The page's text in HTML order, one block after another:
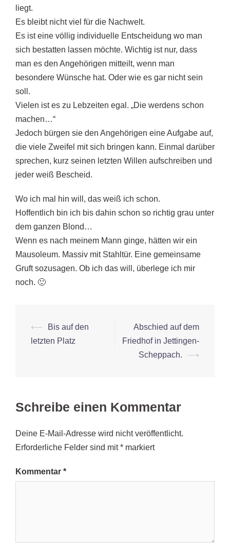
liegt.
Es bleibt nicht viel für die Nachwelt.
Es ist eine völlig individuelle Entscheidung wo man
sich bestatten lassen möchte. Wichtig ist nur, dass
man es den Angehörigen mitteilt, wenn man
besondere Wünsche hat. Oder wie es gar nicht sein
soll.
Vielen ist es zu Lebzeiten egal. „Die werdens schon
machen…“
Jedoch bürgen sie den Angehörigen eine Aufgabe auf,
die viele Zweifel mit sich bringen kann. Einmal darüber
sprechen, kurz seinen letzten Willen aufschreiben und
jeder weiß Bescheid.
Wo ich mal hin will, das weiß ich schon.
Hoffentlich bin ich bis dahin schon so richtig grau unter
dem ganzen Blond…
Wenn es nach meinem Mann ginge, hätten wir ein
Mausoleum. Massiv mit Stahltür. Eine gemeinsame
Gruft sozusagen. Ob ich das will, überlege ich mir
noch. 🙂
Beitrags-
Navigation
⟵
Bis auf den
letzten Platz
Abschied auf dem
Friedhof in Jettingen-
Scheppach.
⟶
Schreibe einen Kommentar
Deine E-Mail-Adresse wird nicht veröffentlicht.
Erforderliche Felder sind mit* markiert
Kommentar *